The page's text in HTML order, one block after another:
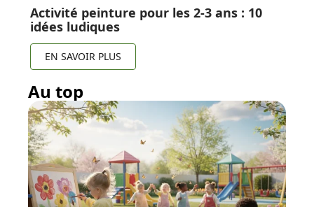
Activité peinture pour les 2-3 ans : 10
idées ludiques
EN SAVOIR PLUS
Au top